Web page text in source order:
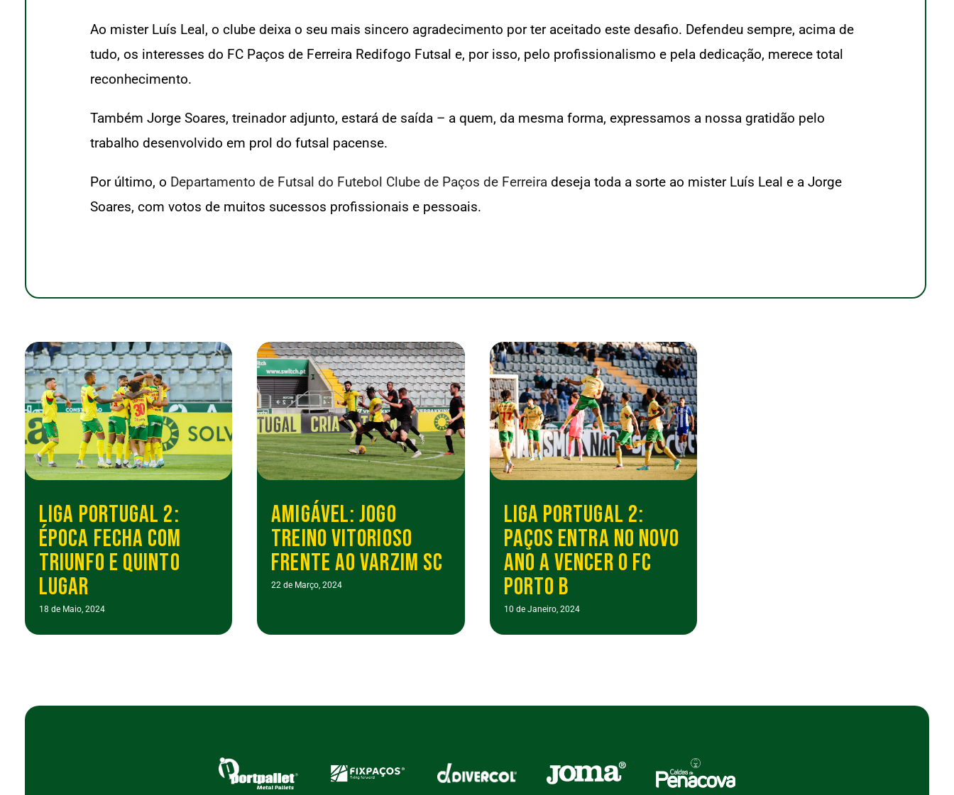
Ao mister Luís Leal, o clube deixa o seu mais sincero agradecimento por ter aceitado este desafio. Defendeu sempre, acima de
tudo, os interesses do FC Paços de Ferreira Redifogo Futsal e, por isso, pelo profissionalismo e pela dedicação, merece total
reconhecimento.
Também Jorge Soares, treinador adjunto, estará de saída – a quem, da mesma forma, expressamos a nossa gratidão pelo
trabalho desenvolvido em prol do futsal pacense.
Por último, o Departamento de Futsal do Futebol Clube de Paços de Ferreira deseja toda a sorte ao mister Luís Leal e a Jorge
Soares, com votos de muitos sucessos profissionais e pessoais.
LIGA PORTUGAL 2:
ÉPOCA FECHA COM
TRIUNFO E QUINTO
LUGAR
18 de Maio, 2024
AMIGÁVEL: JOGO
TREINO VITORIOSO
FRENTE AO VARZIM SC
22 de Março, 2024
LIGA PORTUGAL 2:
PAÇOS ENTRA NO NOVO
ANO A VENCER O FC
PORTO B
10 de Janeiro, 2024